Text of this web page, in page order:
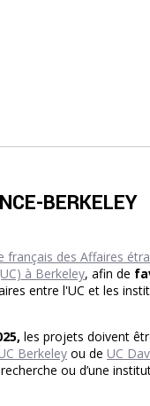
BERKELEY
français des Affaires
à Berkeley, afin de
entre l'UC et les
les projets doivent
Berkeley ou de UC
ou d’une